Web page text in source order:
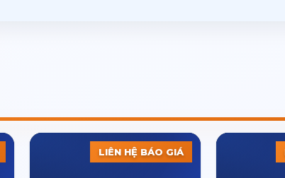
LIÊN HỆ BÁO GIÁ